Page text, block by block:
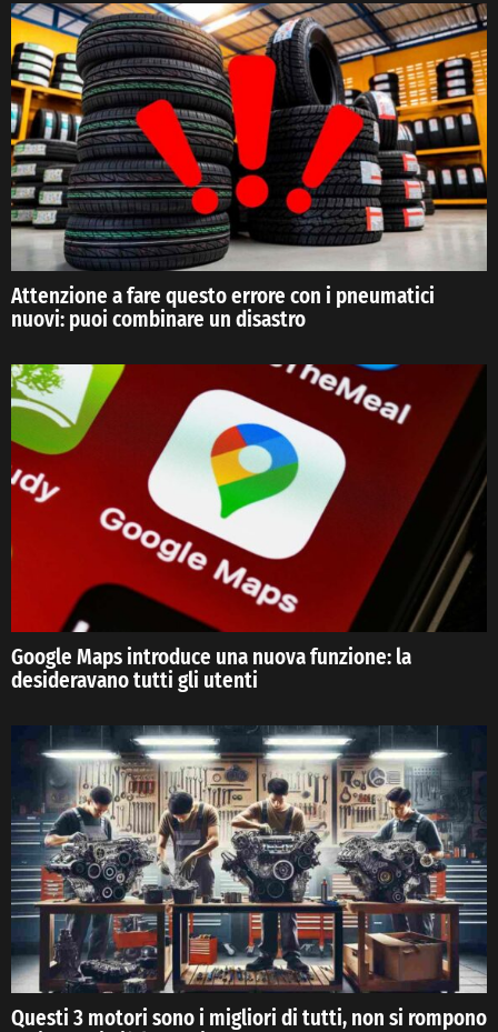
Attenzione a fare questo errore con i pneumatici
nuovi: puoi combinare un disastro
Google Maps introduce una nuova funzione: la
desideravano tutti gli utenti
Questi 3 motori sono i migliori di tutti, non si rompono